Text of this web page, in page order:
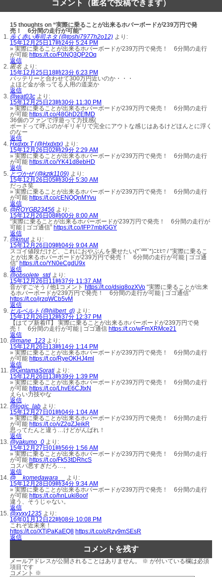
コメント（匿名で投稿できます）
15 thoughts on “実際に乗ることが出来るホバーボードが239万円で発
売！ 6分間の走行が可能”
歩く赤い寿司ネタ (@toshi7977h2o12) より:
15年12月25日17時24分 5:24 PM
» 実際に乗ることが出来るホバーボードが239万円で発売！ 6分間の走行
が可能 https://t.co/F0NQ3QP2Oq
返信
匿名 より:
15年12月25日18時23分 6:23 PM
バッテリーと合わせて300万円近いのか・・・
よほど金が余ってる人用の道楽か
返信
@wat03c より:
15年12月25日23時30分 11:30 PM
» 実際に乗ることが出来るホバーボードが239万円で発売！ 6分間の走行
が可能 https://t.co/48GhD2EfMD
36個のファンで浮遊って力技感(
ボードって呼ぶのがギリギリで完全にアウトな感じはあるけどほんとに浮く
のなー
返信
Hxdxtx.T (@Hxdxtx) より:
15年12月26日02時29分 2:29 AM
» 実際に乗ることが出来るホバーボードが239万円で発売！ 6分間の走行
が可能 https://t.co/YK41d8ebHD
返信
とづかぜ (@kztk1109) より:
15年12月26日05時30分 5:30 AM
だっさ笑
» 実際に乗ることが出来るホバーボードが239万円で発売！ 6分間の走行
が可能 https://t.co/cENQQnMYvu
返信
@ROYGB23456 より:
15年12月26日08時00分 8:00 AM
“実際に乗ることが出来るホバーボードが239万円で発売！ 6分間の走行が
可能 | ゴゴ通信” https://t.co/IFP7mbIGGY
返信
@kinut より:
15年12月26日09時04分 9:04 AM
スゴイ値段だけど、これにおやぶんを乗せたい(*´罒`*)ﾆﾋﾋ♡ / “実際に乗るこ
とが出来るホバーボードが239万円で発売！ 6分間の走行が可能 | ゴゴ通
信” https://t.co/YN0eCgdU9x
返信
@obsolete_std より:
15年12月26日11時37分 11:37 AM
音がすごそう / 他1コメント https://t.co/dsiq8ozXVo “実際に乗ることが出来
るホバーボードが239万円で発売！ 6分間の走行が可能 | ゴゴ通信”
https://t.co/jrzqWCb5vM
返信
ヒルベルト (@hilbert_d) より:
15年12月26日12時37分 12:37 PM
【はてブ新着IT】 実際に乗ることが出来るホバーボードが239万円で発
売！ 6分間の走行が可能 | ゴゴ通信 https://t.co/wFmXRMce21
返信
@mane_123 より:
15年12月26日13時14分 1:14 PM
» 実際に乗ることが出来るホバーボードが239万円で発売！ 6分間の走行
が可能 https://t.co/RyeOKHJ4ml
返信
@GintamaSorati より:
15年12月26日13時39分 1:39 PM
» 実際に乗ることが出来るホバーボードが239万円で発売！ 6分間の走行
が可能 https://t.co/LhvE6CJtxN
えらい力技やな
返信
@logic_lab より:
15年12月27日01時04分 1:04 AM
» 実際に乗ることが出来るホバーボードが239万円で発売！ 6分間の走行
が可能 https://t.co/vZ2qZJeikR
思ってたんと違う…けどがんばれ！
返信
@yakumo_0 より:
15年12月27日01時56分 1:56 AM
» 実際に乗ることが出来るホバーボードが239万円で発売！ 6分間の走行
が可能 https://t.co/Fk53tDRhcS
コスパ悪すぎだろ…。
返信
@__komedawara__
より:
15年12月28日09時34分 9:34 AM
» 実際に乗ることが出来るホバーボードが239万円で発売！ 6分間の走行
が可能 https://t.co/hnLuki8oof
違う、そうじゃない。
返信
@xyxy1235 より:
16年01月12日22時08分 10:08 PM
これぞ近未来！
https://t.co/XTjPaKaEQ8 https://t.co/oRzy9mSEsR
返信
コメントを残す
メールアドレスが公開されることはありません。 ※ が付いている欄は必須
項目です
コメント ※